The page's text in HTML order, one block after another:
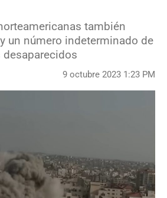
también
un número indeterminado de
9 octubre 2023 1:23 PM